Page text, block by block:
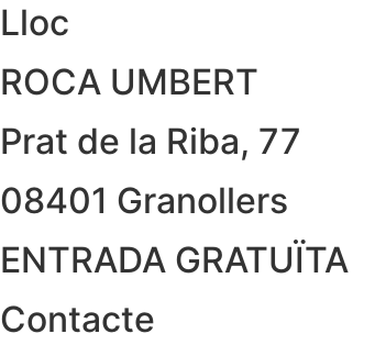
Lloc
ROCA UMBERT
Prat de la Riba, 77
08401 Granollers
ENTRADA GRATUÏTA
Contacte